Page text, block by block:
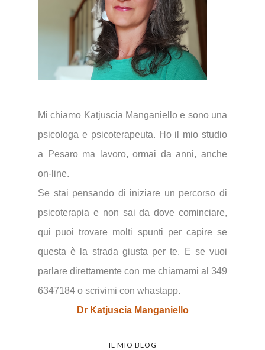
Mi chiamo Katjuscia Manganiello e sono una
psicologa e psicoterapeuta. Ho il mio studio
a Pesaro ma lavoro, ormai da anni, anche
on-line.
Se stai pensando di iniziare un percorso di
psicoterapia e non sai da dove cominciare,
qui puoi trovare molti spunti per capire se
questa è la strada giusta per te.
E se vuoi
parlare direttamente con me chiamami al 349
6347184 o scrivimi con whastapp.
Dr Katjuscia Manganiello
IL MIO BLOG